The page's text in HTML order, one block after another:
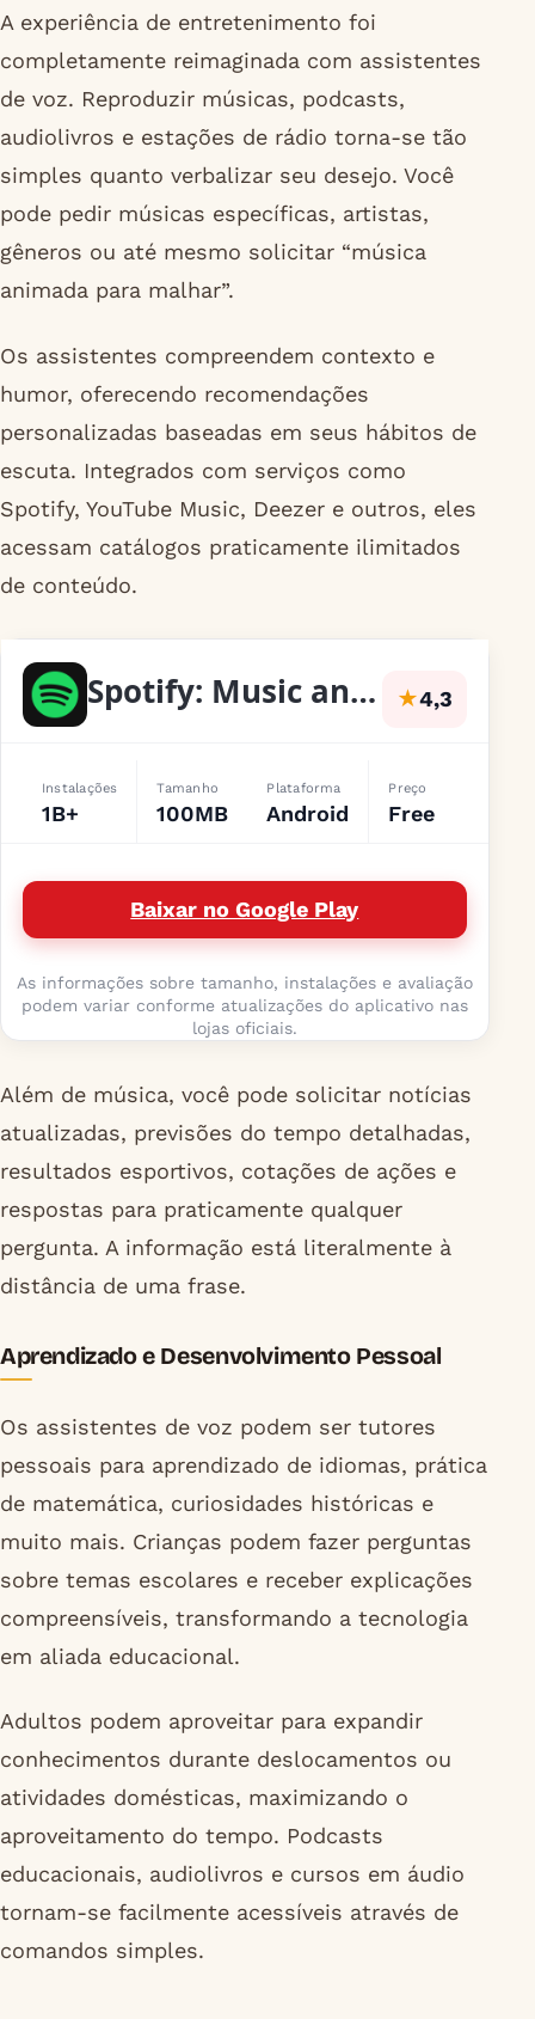
A experiência de entretenimento foi
completamente reimaginada com assistentes
de voz. Reproduzir músicas, podcasts,
audiolivros e estações de rádio torna-se tão
simples quanto verbalizar seu desejo. Você
pode pedir músicas específicas, artistas,
gêneros ou até mesmo solicitar “música
animada para malhar”.
Os assistentes compreendem contexto e
humor, oferecendo recomendações
personalizadas baseadas em seus hábitos de
escuta. Integrados com serviços como
Spotify, YouTube Music, Deezer e outros, eles
acessam catálogos praticamente ilimitados
de conteúdo.
Spotify: Music and Podcasts ★4,3
Instalações
1B+
Tamanho
100MB
Plataforma
Android
Preço
Free
Baixar no Google Play
As informações sobre tamanho, instalações e avaliação
podem variar conforme atualizações do aplicativo nas
lojas oficiais.
Além de música, você pode solicitar notícias
atualizadas, previsões do tempo detalhadas,
resultados esportivos, cotações de ações e
respostas para praticamente qualquer
pergunta. A informação está literalmente à
distância de uma frase.
Aprendizado e Desenvolvimento Pessoal
Os assistentes de voz podem ser tutores
pessoais para aprendizado de idiomas, prática
de matemática, curiosidades históricas e
muito mais. Crianças podem fazer perguntas
sobre temas escolares e receber explicações
compreensíveis, transformando a tecnologia
em aliada educacional.
Adultos podem aproveitar para expandir
conhecimentos durante deslocamentos ou
atividades domésticas, maximizando o
aproveitamento do tempo. Podcasts
educacionais, audiolivros e cursos em áudio
tornam-se facilmente acessíveis através de
comandos simples.